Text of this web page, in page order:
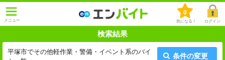
メニュー
0
気になる！ ログイン
検索結果
平塚市でその他軽作業・警備・イベント系のバイ
条件の変更